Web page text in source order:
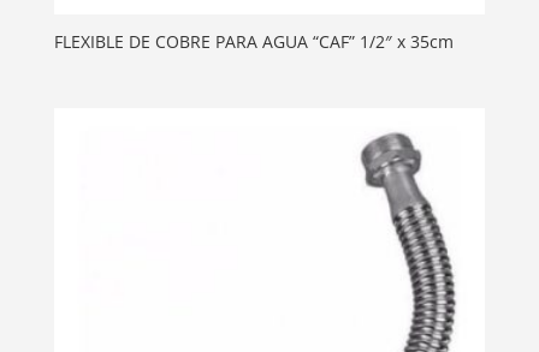
FLEXIBLE DE COBRE PARA AGUA “CAF” 1/2″ x 35cm